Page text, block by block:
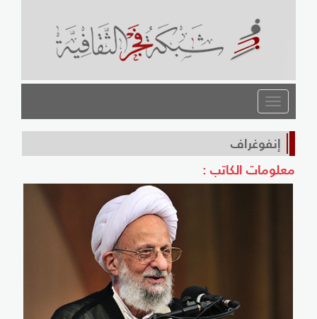
القائمة
إنفوغراف
معلومات الكاتب :